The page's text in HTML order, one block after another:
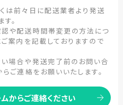
は前々日に配送業者より発送
。
や配送時間帯変更の方法につ
案内を記載しておりますので
場合や発送完了前のお問い合
ご連絡をお願いいたします。
からご連絡ください